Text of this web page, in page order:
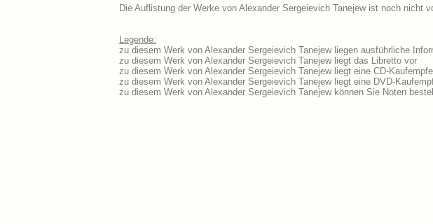
Die Auflistung der Werke von Alexander Sergeievich Tanejew ist noch
Legende:
zu diesem Werk von Alexander Sergeievich Tanejew liegen ausführliche
zu diesem Werk von Alexander Sergeievich Tanejew liegt das Libretto vor
zu diesem Werk von Alexander Sergeievich Tanejew liegt eine CD-
zu diesem Werk von Alexander Sergeievich Tanejew liegt eine DVD-
zu diesem Werk von Alexander Sergeievich Tanejew können Sie Noten